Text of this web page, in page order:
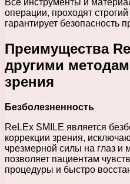
Все инструменты и
операции, проходят
гарантирует безопасность
Преимущества
другими
зрения
Безболезненность
ReLEx SMILE является
коррекции зрения,
чрезмерной силы на глаз и
позволяет пациентам
процедуры и быстро